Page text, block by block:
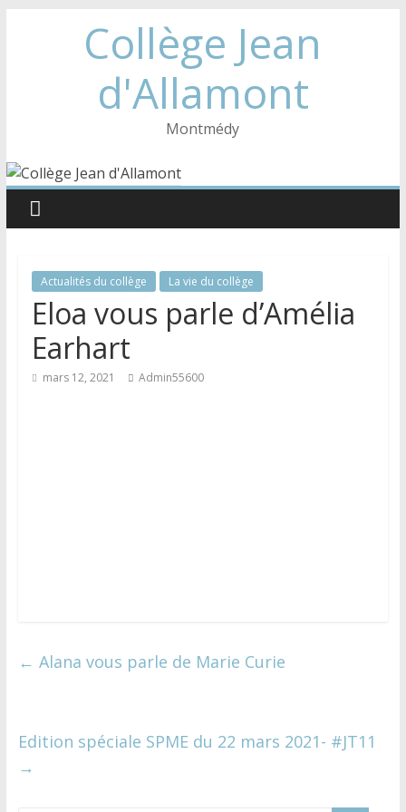
Collège Jean
d'Allamont
Montmédy
Actualités du collège La vie du collège
Eloa vous parle d’Amélia
Earhart
mars 12, 2021 Admin55600
← Alana vous parle de Marie Curie
Edition spéciale SPME du 22 mars 2021- #JT11
→